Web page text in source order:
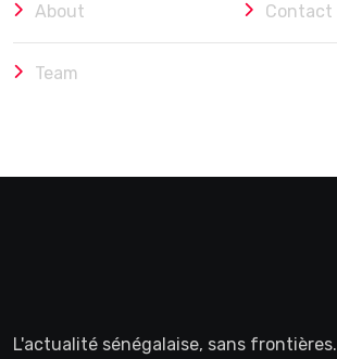
About Contact
Team
L'actualité sénégalaise, sans frontières.